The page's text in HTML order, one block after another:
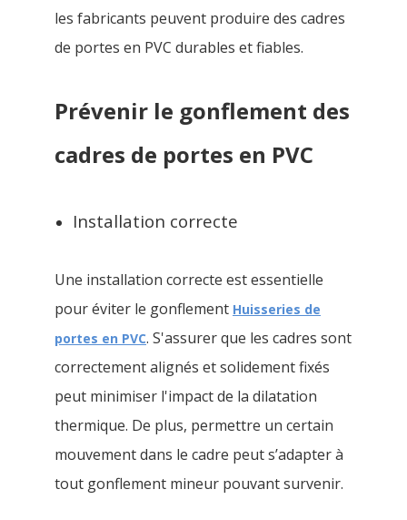
les fabricants peuvent produire des cadres
de portes en PVC durables et fiables.
Prévenir le gonflement des
cadres de portes en PVC
Installation correcte
Une installation correcte est essentielle
pour éviter le gonflement Huisseries de
portes en PVC. S'assurer que les cadres sont
correctement alignés et solidement fixés
peut minimiser l'impact de la dilatation
thermique. De plus, permettre un certain
mouvement dans le cadre peut s’adapter à
tout gonflement mineur pouvant survenir.